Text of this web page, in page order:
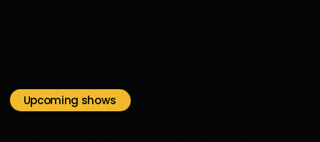
Upcoming shows